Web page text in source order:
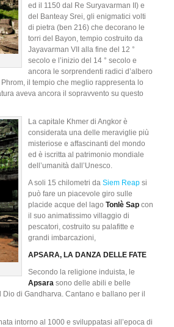
ed il 1150 dal Re Suryavarman II) e
del Banteay Srei, gli enigmatici volti
di pietra (ben 216) che decorano le
torri del Bayon, tempio costruito da
Jayavarman VII alla fine del 12 °
secolo e l’inizio del 14 ° secolo e
ancora le sorprendenti radici d’albero
il tempio che meglio rappresenta lo
aveva ancora il sopravvento su questo
La capitale Khmer di Angkor è
considerata una delle meraviglie più
misteriose e affascinanti del mondo
ed è iscritta al patrimonio mondiale
dell’umanità dall’Unesco.
A soli 15 chilometri da Siem Reap si
può fare un piacevole giro sulle
placide acque del lago Tonlè Sap con
il suo animatissimo villaggio di
pescatori, costruito su palafitte e
grandi imbarcazioni,
APSARA, LA DANZA DELLE FATE
Secondo la religione induista, le
Apsara sono delle abili e belle
di Gandharva. Cantano e ballano per il
intorno al 1000 e sviluppatasi all’epoca di